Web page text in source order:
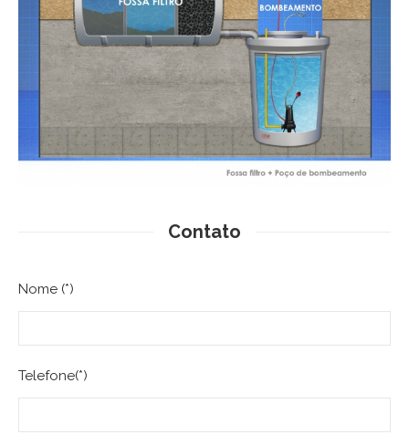
Contato
Nome (*)
Telefone(*)